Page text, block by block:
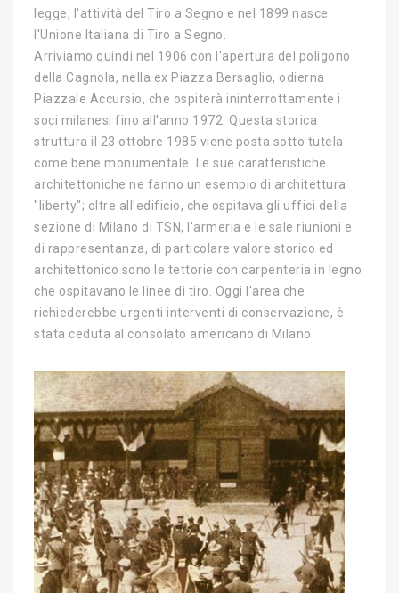
legge, l'attività del Tiro a Segno e nel 1899 nasce
l'Unione Italiana di Tiro a Segno.
Arriviamo quindi nel 1906 con l'apertura del poligono
della Cagnola, nella ex Piazza Bersaglio, odierna
Piazzale Accursio, che ospiterà ininterrottamente i
soci milanesi fino all'anno 1972. Questa storica
struttura il 23 ottobre 1985 viene posta sotto tutela
come bene monumentale. Le sue caratteristiche
architettoniche ne fanno un esempio di architettura
"liberty"; oltre all'edificio, che ospitava gli uffici della
sezione di Milano di TSN, l'armeria e le sale riunioni e
di rappresentanza, di particolare valore storico ed
architettonico sono le tettorie con carpenteria in legno
che ospitavano le linee di tiro. Oggi l'area che
richiederebbe urgenti interventi di conservazione, è
stata ceduta al consolato americano di Milano.